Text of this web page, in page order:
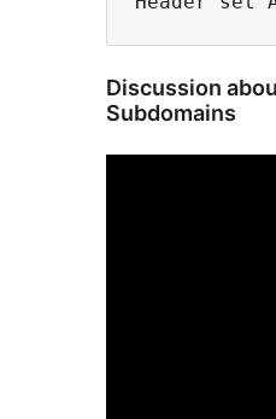
Discussion
Subdomains